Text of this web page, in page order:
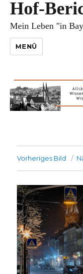
Hof-
Mein Leben "in
MENÜ
Vorheriges Bild